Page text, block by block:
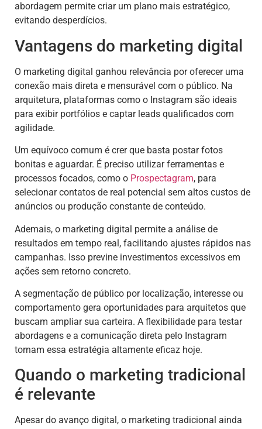
abordagem permite criar um plano mais estratégico,
evitando desperdícios.
Vantagens do marketing digital
O marketing digital ganhou relevância por oferecer uma
conexão mais direta e mensurável com o público. Na
arquitetura, plataformas como o Instagram são ideais
para exibir portfólios e captar leads qualificados com
agilidade.
Um equívoco comum é crer que basta postar fotos
bonitas e aguardar. É preciso utilizar ferramentas e
processos focados, como o Prospectagram, para
selecionar contatos de real potencial sem altos custos de
anúncios ou produção constante de conteúdo.
Ademais, o marketing digital permite a análise de
resultados em tempo real, facilitando ajustes rápidos nas
campanhas. Isso previne investimentos excessivos em
ações sem retorno concreto.
A segmentação de público por localização, interesse ou
comportamento gera oportunidades para arquitetos que
buscam ampliar sua carteira. A flexibilidade para testar
abordagens e a comunicação direta pelo Instagram
tornam essa estratégia altamente eficaz hoje.
Quando o marketing tradicional
é relevante
Apesar do avanço digital, o marketing tradicional ainda